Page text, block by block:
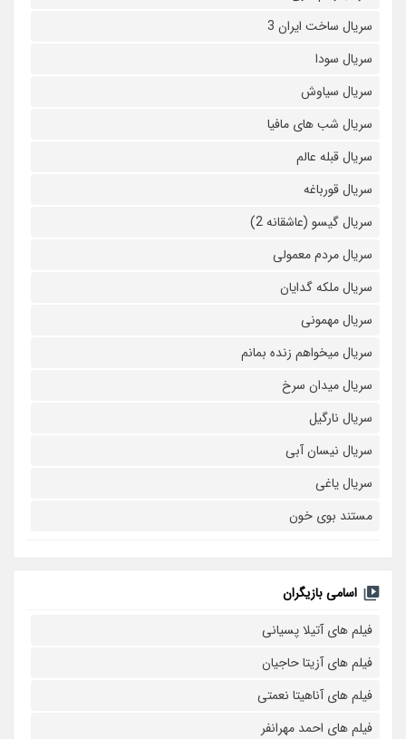
سریال ساخت ایران 3
سریال سودا
سریال سیاوش
سریال شب های مافیا
سریال قبله عالم
سریال قورباغه
سریال گیسو (عاشقانه 2)
سریال مردم معمولی
سریال ملکه گدایان
سریال مهمونی
سریال میخواهم زنده بمانم
سریال میدان سرخ
سریال نارگیل
سریال نیسان آبی
سریال یاغی
مستند بوی خون
اسامی بازیگران
فیلم های آتیلا پسیانی
فیلم های آزیتا حاجیان
فیلم های آناهیتا نعمتی
فیلم های احمد مهرانفر